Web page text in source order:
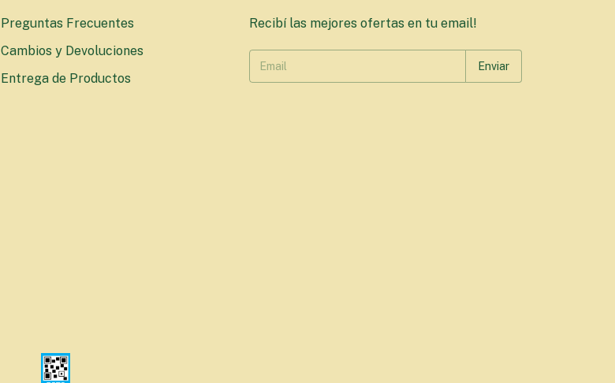
Preguntas Frecuentes
Cambios y Devoluciones
Entrega de Productos
Recibí las mejores ofertas en tu email!